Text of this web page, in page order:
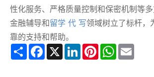
性化服务、严格质量控制和保密机制等
金融辅导和留学 代 写领域树立了标杆，
靠的支持和帮助。
Share Facebook
X LinkedInPinterestWhatsApp